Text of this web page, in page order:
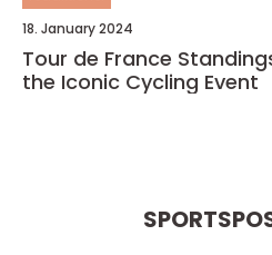
18. January 2024
Tour de France
the Iconic Cycling Event